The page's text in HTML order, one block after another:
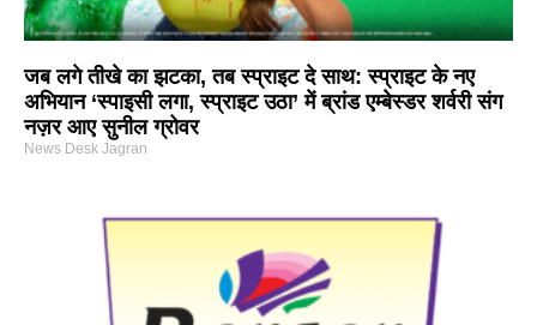
जब लगे तीखे का झटका, तब स्प्राइट दे साथ: स्प्राइट के नए
अभियान ‘स्पाइसी लगा, स्प्राइट उठा’ में ब्रांड एम्बेस्डर शर्वरी संग
नज़र आए सुनील ग्रोवर
News Desk Jagran